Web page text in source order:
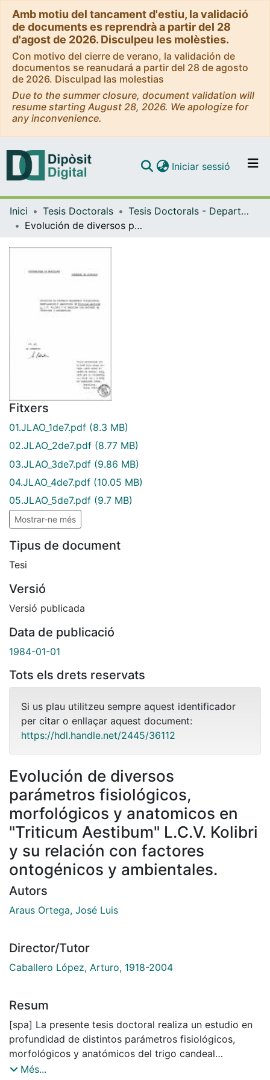
Amb motiu del tancament d'estiu, la validació
de documents es reprendrà a partir del 28
d'agost de 2026. Disculpeu les molèsties.
Con motivo del cierre de verano, la validación de
documentos se reanudará a partir del 28 de agosto
de 2026. Disculpad las molestias
Due to the summer closure, document validation will
resume starting August 28, 2026. We apologize for
any inconvenience.
Navega per tot el DD
Com publicar
Iniciar sessió (current)
Inici Tesis Doctorals
Tesis Doctorals - Departament - Biologia Vegetal
Evolución de diversos parámetros fisiológicos, morfológicos y anatomicos en "Triticum Aestibum" L.C.V. Kolibri y su relación con factores ontogénicos y ambientales.
Fitxers
01.JLAO_1de7.pdf (8.3 MB)
02.JLAO_2de7.pdf (8.77 MB)
03.JLAO_3de7.pdf (9.86 MB)
04.JLAO_4de7.pdf (10.05 MB)
05.JLAO_5de7.pdf (9.7 MB)
Mostrar-ne més
Tipus de document
Tesi
Versió
Versió publicada
Data de publicació
1984-01-01
Tots els drets reservats
Si us plau utilitzeu sempre aquest identificador
per citar o enllaçar aquest document:
https://hdl.handle.net/2445/36112
Evolución de diversos
parámetros fisiológicos,
morfológicos y anatomicos en
"Triticum Aestibum" L.C.V. Kolibri
y su relación con factores
ontogénicos y ambientales.
Autors
Araus Ortega, José Luis
Director/Tutor
Caballero López, Arturo, 1918-2004
Resum
[spa] La presente tesis doctoral realiza un estudio en
profundidad de distintos parámetros fisiológicos,
morfológicos y anatómicos del trigo candeal
("Triticum Aestibum" L.C.V. Kolibri), y la relación que
Més...